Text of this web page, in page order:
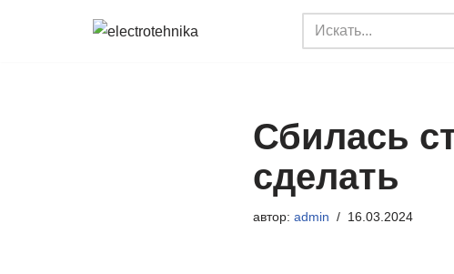
Сбилась
сделать
автор: admin 16.03.2024